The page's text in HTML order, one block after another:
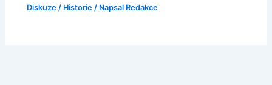
Diskuze / Historie / Napsal Redakce